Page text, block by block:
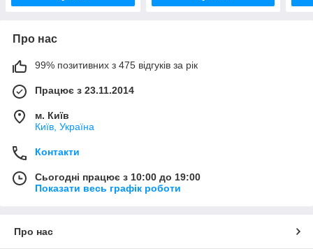
Про нас
99% позитивних з 475 відгуків за рік
Працює з 23.11.2014
м. Київ
Київ, Україна
Контакти
Сьогодні працює з 10:00 до 19:00
Показати весь графік роботи
Про нас